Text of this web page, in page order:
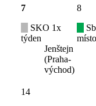
7
SKO 1x
týden
Jenštejn
(Praha-
východ)
8
14